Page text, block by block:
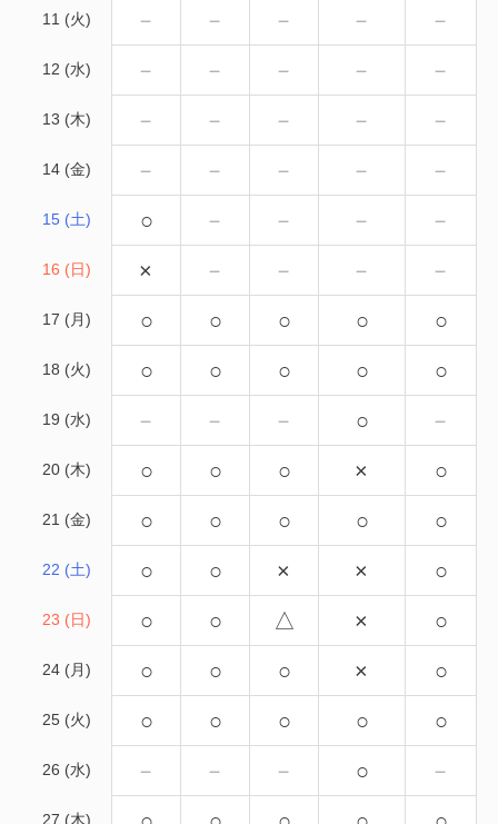
11 (火) － － － － －
12 (水) － － － － －
13 (木) － － － － －
14 (金) － － － － －
15 (土) ○ － － － －
16 (日) × － － － －
17 (月) ○ ○ ○ ○ ○
18 (火) ○ ○ ○ ○ ○
19 (水) － － － ○ －
20 (木) ○ ○ ○ × ○
21 (金) ○ ○ ○ ○ ○
22 (土) ○ ○ × × ○
23 (日) ○ ○ △ × ○
24 (月) ○ ○ ○ × ○
25 (火) ○ ○ ○ ○ ○
26 (水) － － － ○ －
27 (木)